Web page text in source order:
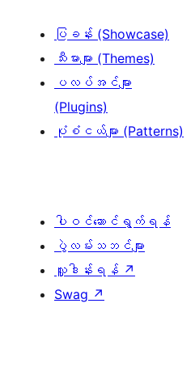
ပြခန်း (Showcase)
သီးမားများ (Themes)
ပလပ်အင်များ
(Plugins)
ပုံစံငယ်များ (Patterns)
ပါဝင်ဆောင်ရွက်ရန်
ပွဲလမ်းသဘင်များ
လှူဒါန်းရန် ↗
Swag ↗